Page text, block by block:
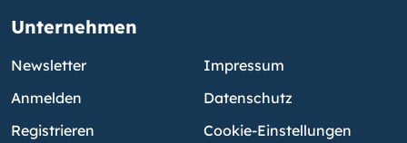
Unternehmen
Newsletter
Anmelden
Registrieren
Impressum
Datenschutz
Cookie-Einstellungen